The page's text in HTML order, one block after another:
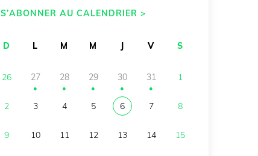
S’ABONNER AU CALENDRIER >
D L M M J V S
26 27
●
28
●
29
●
30
●
31
●
1
2 3 4 5 6 7 8
9 10 11 12 13 14 15